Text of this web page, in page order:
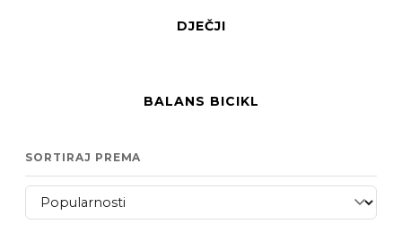
DJEČJI
BALANS BICIKL
SORTIRAJ PREMA